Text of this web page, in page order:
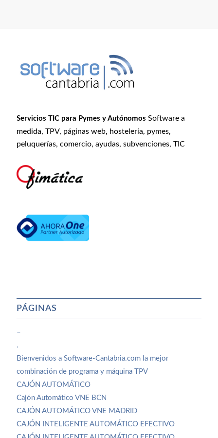
Servicios TIC para Pymes y Autónomos Software a
medida, TPV, páginas web, hostelería, pymes,
peluquerías, comercio, ayudas, subvenciones, TIC
PÁGINAS
–
.
Bienvenidos a Software-Cantabria.com la mejor
combinación de programa y máquina TPV
CAJÓN AUTOMÁTICO
Cajón Automático VNE BCN
CAJÓN AUTOMÁTICO VNE MADRID
CAJÓN INTELIGENTE AUTOMÁTICO EFECTIVO